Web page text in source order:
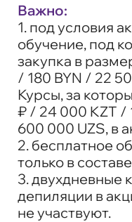
Важно:
1. под условия
обучение, под
закупка в
/ 180 BYN / 22
Курсы, за
₽ / 24 000 KZT /
600 000 UZS, в
2. бесплатное
только в
3. двухдневные
депиляции в
не участвуют.